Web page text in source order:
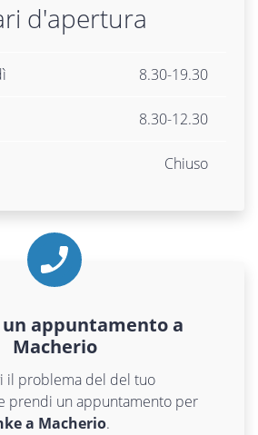
d'apertura
8.30-19.30
8.30-12.30
Chiuso
appuntamento a
Macherio
il problema del del tuo
prendi un appuntamento per
a Macherio.